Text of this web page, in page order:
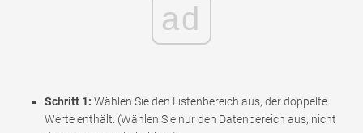
ad
Schritt 1: Wählen Sie den Listenbereich aus, der doppelte
Werte enthält. (Wählen Sie nur den Datenbereich aus, nicht